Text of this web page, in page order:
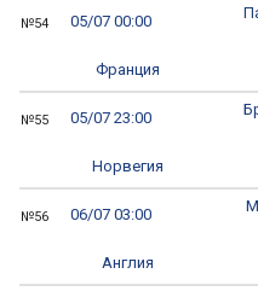
№54 05/07 00:00
Франция
№55 05/07 23:00
Норвегия
№56 06/07 03:00
Англия